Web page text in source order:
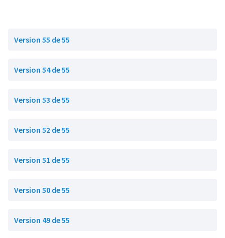
Version 55 de 55
Version 54 de 55
Version 53 de 55
Version 52 de 55
Version 51 de 55
Version 50 de 55
Version 49 de 55